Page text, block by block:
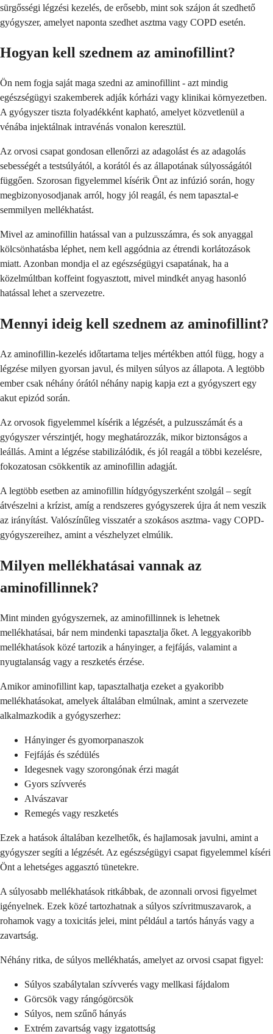
sürgősségi légzési kezelés, de erősebb, mint sok szájon át szedhető
gyógyszer, amelyet naponta szedhet asztma vagy COPD esetén.
Hogyan kell szednem az aminofillint?
Ön nem fogja saját maga szedni az aminofillint - azt mindig
egészségügyi szakemberek adják kórházi vagy klinikai környezetben.
A gyógyszer tiszta folyadékként kapható, amelyet közvetlenül a
vénába injektálnak intravénás vonalon keresztül.
Az orvosi csapat gondosan ellenőrzi az adagolást és az adagolás
sebességét a testsúlyától, a korától és az állapotának súlyosságától
függően. Szorosan figyelemmel kísérik Önt az infúzió során, hogy
megbizonyosodjanak arról, hogy jól reagál, és nem tapasztal-e
semmilyen mellékhatást.
Mivel az aminofillin hatással van a pulzusszámra, és sok anyaggal
kölcsönhatásba léphet, nem kell aggódnia az étrendi korlátozások
miatt. Azonban mondja el az egészségügyi csapatának, ha a
közelmúltban koffeint fogyasztott, mivel mindkét anyag hasonló
hatással lehet a szervezetre.
Mennyi ideig kell szednem az aminofillint?
Az aminofillin-kezelés időtartama teljes mértékben attól függ, hogy a
légzése milyen gyorsan javul, és milyen súlyos az állapota. A legtöbb
ember csak néhány órától néhány napig kapja ezt a gyógyszert egy
akut epizód során.
Az orvosok figyelemmel kísérik a légzését, a pulzusszámát és a
gyógyszer vérszintjét, hogy meghatározzák, mikor biztonságos a
leállás. Amint a légzése stabilizálódik, és jól reagál a többi kezelésre,
fokozatosan csökkentik az aminofillin adagját.
A legtöbb esetben az aminofillin hídgyógyszerként szolgál – segít
átvészelni a krízist, amíg a rendszeres gyógyszerek újra át nem veszik
az irányítást. Valószínűleg visszatér a szokásos asztma- vagy COPD-
gyógyszereihez, amint a vészhelyzet elmúlik.
Milyen mellékhatásai vannak az
aminofillinnek?
Mint minden gyógyszernek, az aminofillinnek is lehetnek
mellékhatásai, bár nem mindenki tapasztalja őket. A leggyakoribb
mellékhatások közé tartozik a hányinger, a fejfájás, valamint a
nyugtalanság vagy a reszketés érzése.
Amikor aminofillint kap, tapasztalhatja ezeket a gyakoribb
mellékhatásokat, amelyek általában elmúlnak, amint a szervezete
alkalmazkodik a gyógyszerhez:
Hányinger és gyomorpanaszok
Fejfájás és szédülés
Idegesnek vagy szorongónak érzi magát
Gyors szívverés
Alvászavar
Remegés vagy reszketés
Ezek a hatások általában kezelhetők, és hajlamosak javulni, amint a
gyógyszer segíti a légzését. Az egészségügyi csapat figyelemmel kíséri
Önt a lehetséges aggasztó tünetekre.
A súlyosabb mellékhatások ritkábbak, de azonnali orvosi figyelmet
igényelnek. Ezek közé tartozhatnak a súlyos szívritmuszavarok, a
rohamok vagy a toxicitás jelei, mint például a tartós hányás vagy a
zavartság.
Néhány ritka, de súlyos mellékhatás, amelyet az orvosi csapat figyel:
Súlyos szabálytalan szívverés vagy mellkasi fájdalom
Görcsök vagy rángógörcsök
Súlyos, nem szűnő hányás
Extrém zavartság vagy izgatottság